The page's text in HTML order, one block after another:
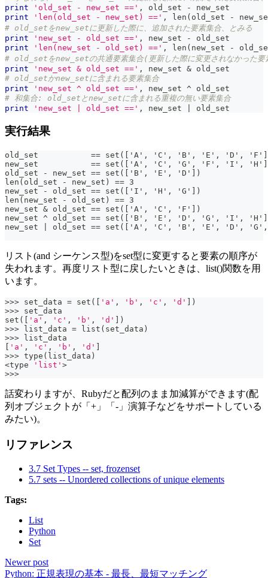
print
'old_set - new_set ==' , old_set -
new_set
print
'len(old_set - new_set) ==' , len ( old_set -
# old_setをnew_setに更新した際に、追加された要素集合、とみる
print
'new_set - old_set ==' , new_set -
old_set
print
'len(new_set - old_set) ==' , len ( new_set -
# old_setをnew_setの共通要素集合(更新した際に変更されなかった要
print
'new_set & old_set ==' , new_set & old_set
# old_setかnew_setに含まれる要素集合
print
'new_set ^ old_set ==' , new_set ^ old_set
# 和集合: old_setとnew_setに含まれる重複の無い要素集合
print
'new_set | old_set ==' , new_set old_set
実行結果
old_set           == set(['A', 'C', 'B', 'E', 'D',
new_set           == set(['A', 'C', 'G', 'F', 'I',
old_set - new_set == set(['B', 'E', 'D'])
len(old_set - new_set) == 3
new_set - old_set == set(['I', 'H', 'G'])
len(new_set - old_set) == 3
new_set & old_set == set(['A', 'C', 'F'])
new_set ^ old_set == set(['B', 'E', 'D', 'G', 'I',
new_set | old_set == set(['A', 'C', 'B', 'E', 'D',
リスト(and シーケンス型)をset型に変更すると要素の順序が
失われます。再度リスト型に戻したいときは、list()関数を用
います。
>>> set_data = set ( 'a' , 'b' , 'c' , 'd'
)
>>> set_data
set ( 'a' , 'c' , 'b' , 'd'
)
>>> list_data = list ( set_data )
>>> list_data
'a' , 'c' , 'b' , 'd'
>>> type ( list_data )
<type 'list' >
>>>
話変わりますが、Rubyだと配列のまま加減算ができます(配
列オブジェクトが「+」「-」演算子などをサポートしている
みたい)。
リファレンス
3.7 Set Types -- set, frozenset
5.7 sets -- Unordered collections of unique elements
Tags:
List
Python
Set
Newer post
Python: 正規表現の基本 - 最長、最短マッチング